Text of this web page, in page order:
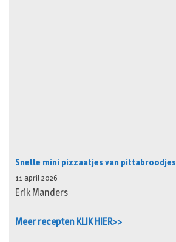
Snelle mini pizzaatjes van pittabroodjes
11 april 2026
Erik Manders
Meer recepten KLIK HIER>>